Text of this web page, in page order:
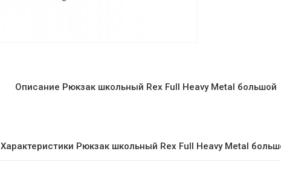
Описание Рюкзак школьный Rex Full Heavy Metal большой
Характеристики Рюкзак школьный Rex Full Heavy Metal